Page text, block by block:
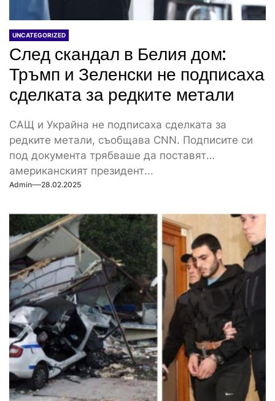
UNCATEGORIZED
След скандал в Белия дом:
Тръмп и Зеленски не подписаха
сделката за редките метали
САЩ и Украйна не подписаха сделката за
редките метали, съобщава CNN. Подписите си
под документа трябваше да поставят
американският президент...
Admin 28.02.2025